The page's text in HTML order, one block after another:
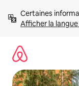
directement
Afficher la